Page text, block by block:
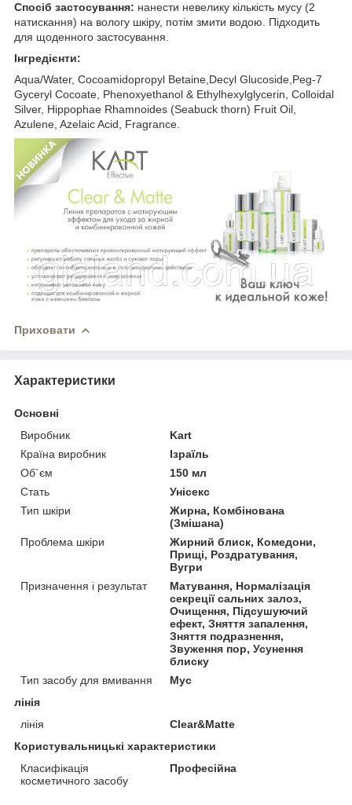
Спосіб застосування: нанести невелику кількість мусу (2
натискання) на вологу шкіру, потім змити водою. Підходить
для щоденного застосування.
Інгредієнти:
Aqua/Water, Cocoamidopropyl Betaine,Decyl Glucoside,Peg-7
Gyceryl Cocoate, Phenoxyethanol & Ethylhexylglycerin, Colloidal
Silver, Hippophae Rhamnoides (Seabuck thorn) Fruit Oil,
Azulene, Azelaic Acid, Fragrance.
Приховати
Характеристики
Основні
Виробник
Kart
Країна виробник
Ізраїль
Об`єм
150 мл
Стать
Унісекс
Тип шкіри
Жирна, Комбінована
(Змішана)
Проблема шкіри
Жирний блиск, Комедони,
Прищі, Роздратування,
Вугри
Призначення і результат
Матування, Нормалізація
секреції сальних залоз,
Очищення, Підсушуючий
ефект, Зняття запалення,
Зняття подразнення,
Звуження пор, Усунення
блиску
Тип засобу для вмивання
Мус
лінія
лінія
Clear&Matte
Користувальницькі характеристики
Класифікація
косметичного засобу
Професійна